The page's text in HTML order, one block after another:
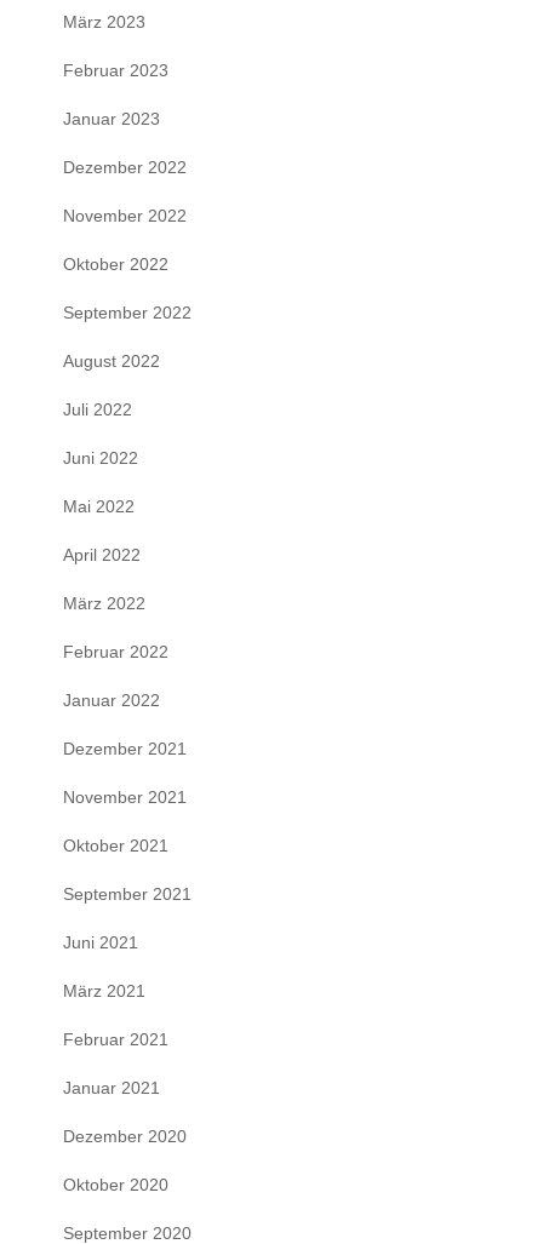
März 2023
Februar 2023
Januar 2023
Dezember 2022
November 2022
Oktober 2022
September 2022
August 2022
Juli 2022
Juni 2022
Mai 2022
April 2022
März 2022
Februar 2022
Januar 2022
Dezember 2021
November 2021
Oktober 2021
September 2021
Juni 2021
März 2021
Februar 2021
Januar 2021
Dezember 2020
Oktober 2020
September 2020